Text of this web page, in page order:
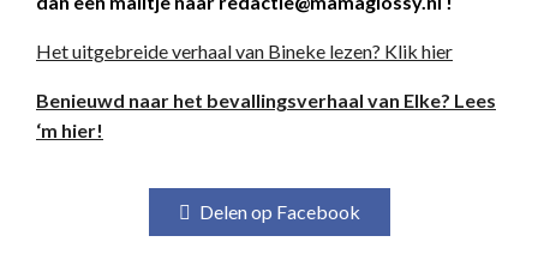
Het uitgebreide verhaal van Bineke lezen? Klik hier
Benieuwd naar het bevallingsverhaal van Elke? Lees
‘m hier!
Delen op Facebook